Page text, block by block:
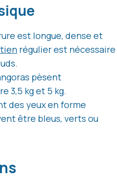
est longue, dense et
régulier est nécessaire
pèsent
3,5 kg et 5 kg.
des yeux en forme
être bleus, verts ou